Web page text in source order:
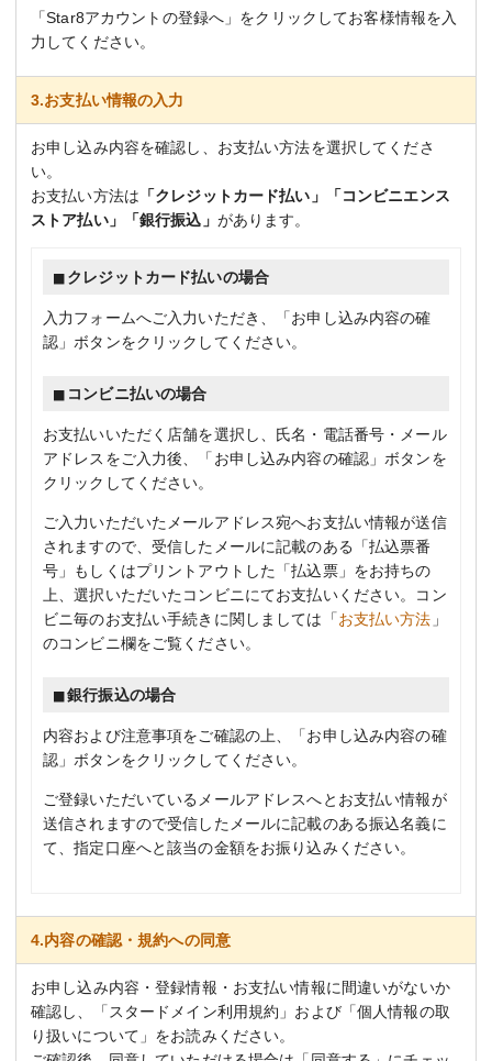
「Star8アカウントの登録へ」をクリックしてお客様情報を入
力してください。
3.お支払い情報の入力
お申し込み内容を確認し、お支払い方法を選択してくださ
い。
お支払い方法は 「クレジットカード払い」「コンビニエンス
ストア払い」「銀行振込」 があります。
クレジットカード払いの場合
入力フォームへご入力いただき、「お申し込み内容の確
認」ボタンをクリックしてください。
コンビニ払いの場合
お支払いいただく店舗を選択し、氏名・電話番号・メール
アドレスをご入力後、「お申し込み内容の確認」ボタンを
クリックしてください。
ご入力いただいたメールアドレス宛へお支払い情報が送信
されますので、受信したメールに記載のある「払込票番
号」もしくはプリントアウトした「払込票」をお持ちの
上、選択いただいたコンビニにてお支払いください。コン
ビニ毎のお支払い手続きに関しましては「お支払い方法 」
のコンビニ欄をご覧ください。
銀行振込の場合
内容および注意事項をご確認の上、「お申し込み内容の確
認」ボタンをクリックしてください。
ご登録いただいているメールアドレスへとお支払い情報が
送信されますので受信したメールに記載のある振込名義に
て、指定口座へと該当の金額をお振り込みください。
4.内容の確認・規約への同意
お申し込み内容・登録情報・お支払い情報に間違いがないか
確認し、「スタードメイン利用規約」および「個人情報の取
り扱いについて」をお読みください。